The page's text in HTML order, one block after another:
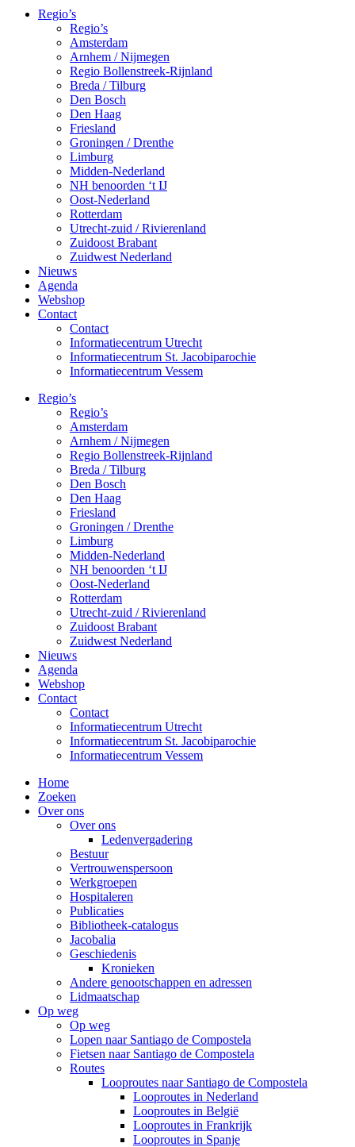
Regio’s
Regio’s
Amsterdam
Arnhem / Nijmegen
Regio Bollenstreek-Rijnland
Breda / Tilburg
Den Bosch
Den Haag
Friesland
Groningen / Drenthe
Limburg
Midden-Nederland
NH benoorden ‘t IJ
Oost-Nederland
Rotterdam
Utrecht-zuid / Rivierenland
Zuidoost Brabant
Zuidwest Nederland
Nieuws
Agenda
Webshop
Contact
Contact
Informatiecentrum Utrecht
Informatiecentrum St. Jacobiparochie
Informatiecentrum Vessem
Regio’s
Regio’s
Amsterdam
Arnhem / Nijmegen
Regio Bollenstreek-Rijnland
Breda / Tilburg
Den Bosch
Den Haag
Friesland
Groningen / Drenthe
Limburg
Midden-Nederland
NH benoorden ‘t IJ
Oost-Nederland
Rotterdam
Utrecht-zuid / Rivierenland
Zuidoost Brabant
Zuidwest Nederland
Nieuws
Agenda
Webshop
Contact
Contact
Informatiecentrum Utrecht
Informatiecentrum St. Jacobiparochie
Informatiecentrum Vessem
Home
Zoeken
Over ons
Over ons
Ledenvergadering
Bestuur
Vertrouwenspersoon
Werkgroepen
Hospitaleren
Publicaties
Bibliotheek-catalogus
Jacobalia
Geschiedenis
Kronieken
Andere genootschappen en adressen
Lidmaatschap
Op weg
Op weg
Lopen naar Santiago de Compostela
Fietsen naar Santiago de Compostela
Routes
Looproutes naar Santiago de Compostela
Looproutes in Nederland
Looproutes in België
Looproutes in Frankrijk
Looproutes in Spanje